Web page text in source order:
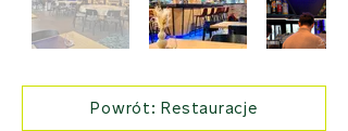
Powrót: Restauracje